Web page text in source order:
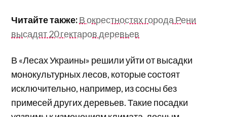
Читайте также:В окрестностях города Рени
высадят 20 гектаров деревьев
В «Лесах Украины» решили уйти от высадки
монокультурных лесов, которые состоят
исключительно, например, из сосны без
примесей других деревьев. Такие посадки